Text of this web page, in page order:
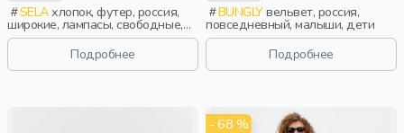
SELAхлопок, футер, россия,
широкие, лампасы, свободные,
принт, кулиска, пояс, эластичные,
девочки, детиПодробнее
BUNGLYвельвет, россия,
повседневный, малыши, дети
Подробнее
- 68 %